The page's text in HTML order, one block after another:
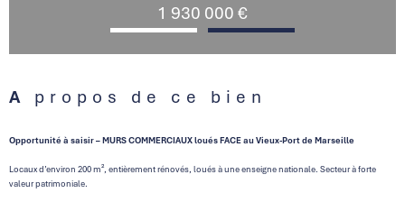
1 930 000 €
A propos de ce bien
Opportunité à saisir – MURS COMMERCIAUX loués FACE au Vieux-Port de Marseille
Locaux d’environ 200 m², entièrement rénovés, loués à une enseigne nationale. Secteur à forte
valeur patrimoniale.